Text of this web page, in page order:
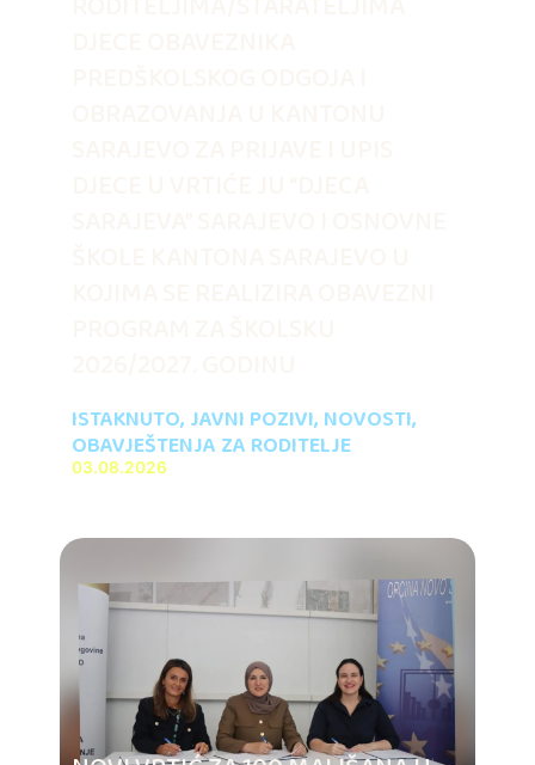
ISTAKNUTO, JAVNI POZIVI, NOVOSTI,
OBAVJEŠTENJA ZA RODITELJE
03.08.2026